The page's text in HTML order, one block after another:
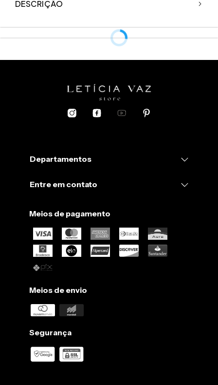
DESCRIÇÃO
Departamentos
Entre em contato
Meios de pagamento
Meios de envio
Segurança